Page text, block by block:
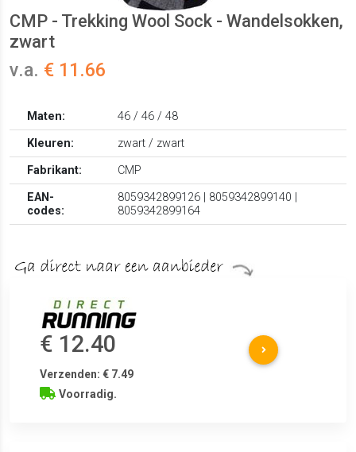
CMP - Trekking Wool Sock - Wandelsokken,
zwart
v.a. € 11.66
Maten:
46 / 46 / 48
Kleuren:
zwart / zwart
Fabrikant:
CMP
EAN-
codes:
8059342899126 | 8059342899140 |
8059342899164
€ 12.40
Verzenden: € 7.49
Voorradig.